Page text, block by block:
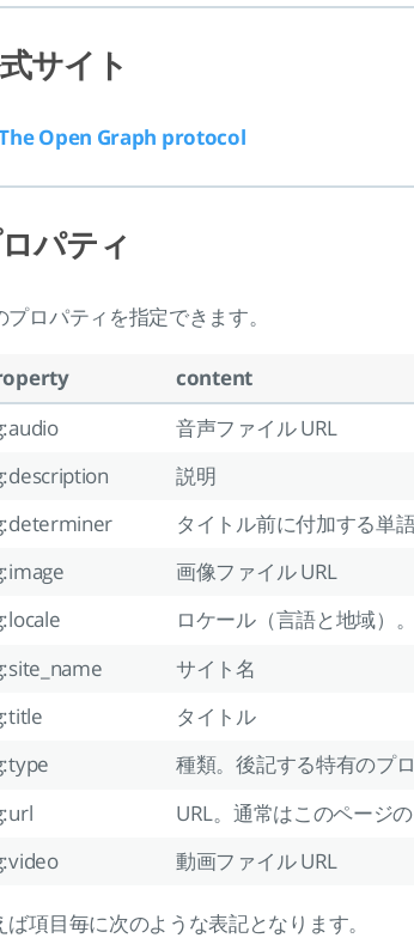
サイト
Open Graph protocol
パティ
プロパティを指定できます。
content
音声ファイル URL
説明
タイトル前に付加する単
画像ファイル URL
ロケール（言語と地域）
サイト名
タイトル
種類。後記する特有のプ
URL。通常はこのページ
動画ファイル URL
ば項目毎に次のような表記となります。